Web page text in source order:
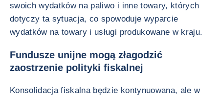
swoich wydatków na paliwo i inne towary, których
dotyczy ta sytuacja, co spowoduje wyparcie
wydatków na towary i usługi produkowane w kraju.
Fundusze unijne mogą złagodzić
zaostrzenie polityki fiskalnej
Konsolidacja fiskalna będzie kontynuowana, ale w